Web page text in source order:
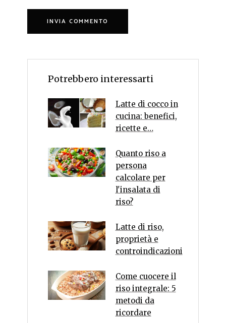
Potrebbero interessarti
Latte di cocco in
cucina: benefici,
ricette e…
Quanto riso a
persona
calcolare per
l'insalata di
riso?
Latte di riso,
proprietà e
controindicazioni
Come cuocere il
riso integrale: 5
metodi da
ricordare